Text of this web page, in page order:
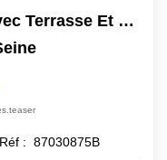
Neuilly : 80 M² Lumineux Avec Terrasse Et Vue Sans Vis-À-Vis
Réf : 87030875B